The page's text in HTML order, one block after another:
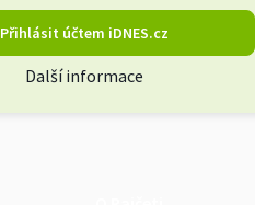
Přihlásit účtem iDNES.cz
Další informace